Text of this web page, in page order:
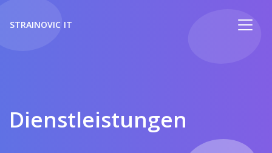
STRAINOVIC IT
Dienstleistungen